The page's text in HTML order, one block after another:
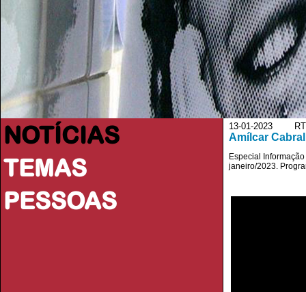
NOTÍCIAS
TEMAS
PESSOAS
13-01-2023
Amílcar
Especial
janeiro/2023.